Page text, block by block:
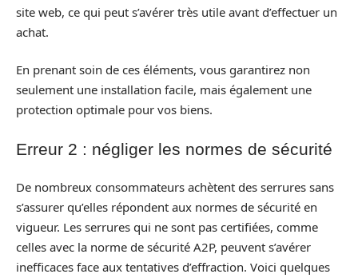
site web, ce qui peut s’avérer très utile avant d’effectuer un
achat.
En prenant soin de ces éléments, vous garantirez non
seulement une installation facile, mais également une
protection optimale pour vos biens.
Erreur 2 : négliger les normes de sécurité
De nombreux consommateurs achètent des serrures sans
s’assurer qu’elles répondent aux normes de sécurité en
vigueur. Les serrures qui ne sont pas certifiées, comme
celles avec la norme de sécurité A2P, peuvent s’avérer
inefficaces face aux tentatives d’effraction. Voici quelques